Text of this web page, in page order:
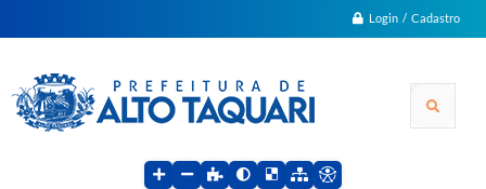
Login / Cadastro